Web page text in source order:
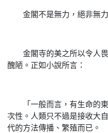
金閣不是無力，絕非無力
金閣寺的美之所以令人畏
醜陋。正如小說所言：
「一般而言，有生命的東
次性。人類只不過是接收大
代的方法傳播、繁殖而已。